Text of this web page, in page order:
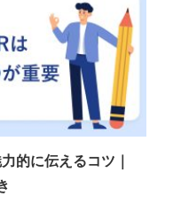
的に伝えるコツ｜